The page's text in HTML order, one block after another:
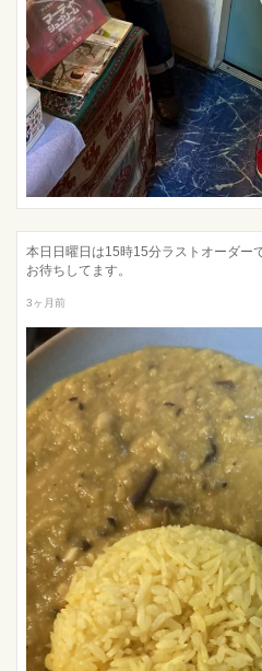
本日日曜日は15時15分ラストオーダー
お待ちしてます。
3ヶ月前